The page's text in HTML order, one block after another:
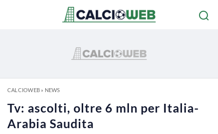
CALCIOWEB» NEWS
Tv: ascolti, oltre 6 mln per Italia-
Arabia Saudita